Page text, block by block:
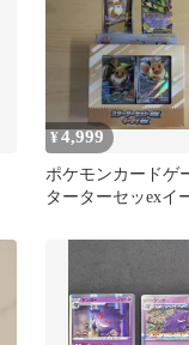
¥4,999
ポケモンカードゲ
ターターセッexイ
ディ